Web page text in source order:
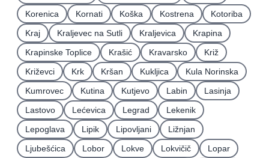
Korenica
Kornati Koška Kostrena
Kotoriba
Kraj
Kraljevec na Sutli Kraljevica
Krapina
Krapinske Toplice
Krašić Kravarsko
Križ
Križevci
Krk Kršan Kukljica
Kula Norinska
Kumrovec
Kutina Kutjevo Labin
Lasinja
Lastovo
Lećevica Legrad
Lekenik
Lepoglava
Lipik Lipovljani
Ližnjan
Ljubešćica
Lobor Lokve Lokvičič
Lopar